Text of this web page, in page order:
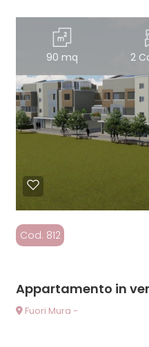
90 mq 2
Cod. 812
Appartamento in
Fuori Mura -